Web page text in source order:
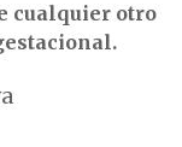
cualquier otro